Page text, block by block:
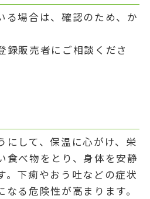
る場合は、確認のため、か
録販売者にご相談くださ
にして、保温に心がけ、栄
食べ物をとり、身体を安静
。下痢やおう吐などの症状
る危険性が高まります。